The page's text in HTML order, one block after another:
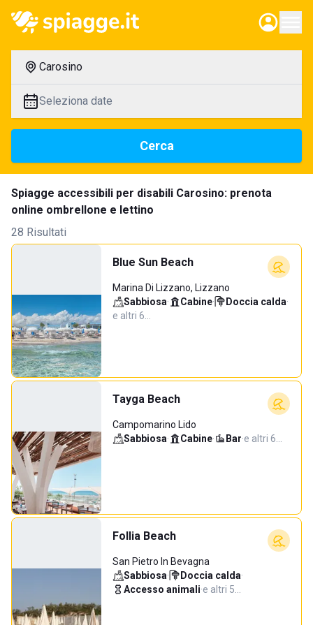
Carosino
Seleziona date
Cerca
Spiagge accessibili per disabili Carosino: prenota
online ombrellone e lettino
28 Risultati
Blue Sun Beach
Marina Di Lizzano, Lizzano
Sabbiosa· Cabine· Doccia calda·
e altri 6…
Tayga Beach
Campomarino Lido
Sabbiosa· Cabine· Bar·e altri 6…
Follia Beach
San Pietro In Bevagna
Sabbiosa· Doccia calda·
Accesso animali·e altri 5…